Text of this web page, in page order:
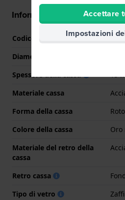
Informazioni della cassa
Codice cassa
Diametro
Spessore della cassa
15
Materiale cassa
Forma della cassa
Colore della cassa
Oro
Materiale del retro della
cassa
Retro cassa
Tipo di vetro
Accettare
Impostazioni